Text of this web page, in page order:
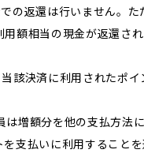
の返還は行いません。た
額相当の現金が返還さ
該決済に利用されたポ
増額分を他の支払方法
支払いに利用すること